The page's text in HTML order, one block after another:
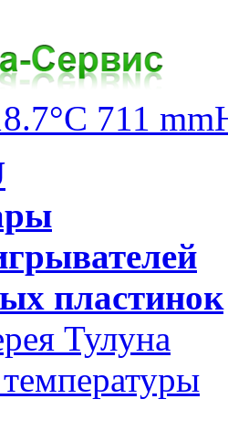
711
пластинок
Тулуна